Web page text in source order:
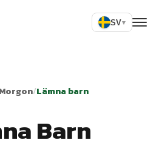
SV▾
Morgon/Lämna barn
Barn